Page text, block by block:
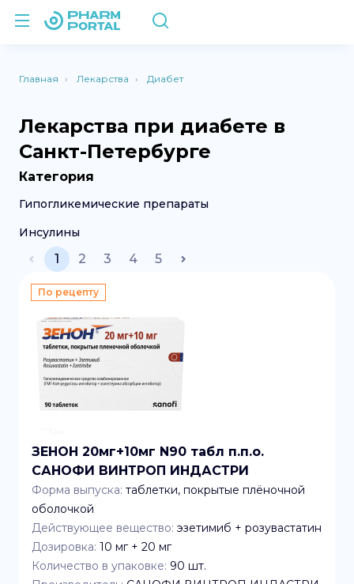
Главная Лекарства Диабет
Лекарства при диабете в
Санкт-Петербурге
Категория
Гипогликемические препараты
Инсулины
1 2 3 4 5
По рецепту
ЗЕНОН 20мг+10мг N90 табл п.п.о.
САНОФИ ВИНТРОП ИНДАСТРИ
Форма выпуска: таблетки, покрытые плёночной
оболочкой
Действующее вещество: эзетимиб + розувастатин
Дозировка: 10 мг + 20 мг
Количество в упаковке: 90 шт.